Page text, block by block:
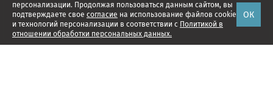
персонализации. Продолжая пользоваться данным сайтом, вы
подтверждаете свое согласие на использование файлов cookie
и технологий персонализации в соответствии с Политикой в
отношении обработки персональных данных.
ОК